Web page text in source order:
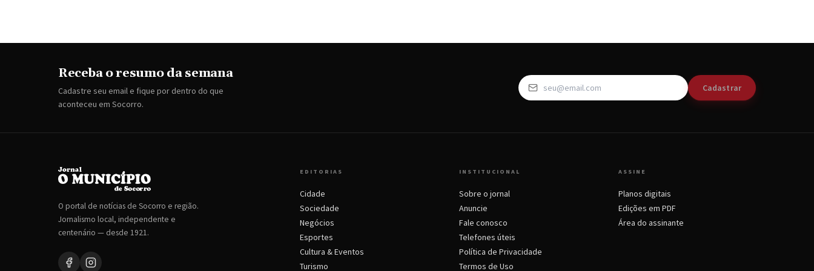
Receba o resumo da semana
Cadastre seu email e fique por dentro do que
aconteceu em Socorro.
Cadastrar
O portal de notícias de Socorro e região.
Jornalismo local, independente e
centenário — desde 1921.
EDITORIAS
Cidade
Sociedade
Negócios
Esportes
Cultura & Eventos
Turismo
INSTITUCIONAL
Sobre o jornal
Anuncie
Fale conosco
Telefones úteis
Política de Privacidade
Termos de Uso
ASSINE
Planos digitais
Edições em PDF
Área do assinante